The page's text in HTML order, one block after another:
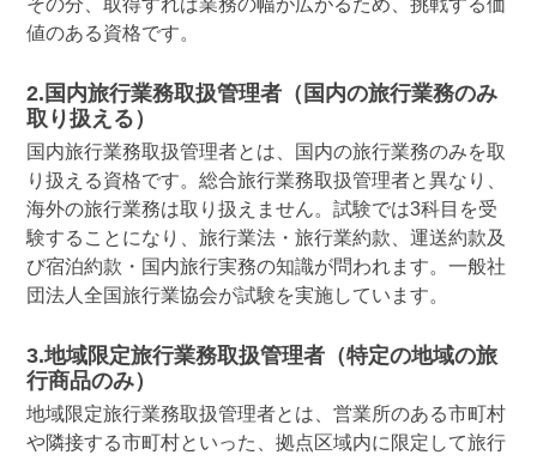
その分、取得すれば業務の幅が広がるため、挑戦する価
値のある資格です。
2.国内旅行業務取扱管理者（国内の旅行業務のみ
取り扱える）
国内旅行業務取扱管理者とは、国内の旅行業務のみを取
り扱える資格です。総合旅行業務取扱管理者と異なり、
海外の旅行業務は取り扱えません。試験では3科目を受
験することになり、旅行業法・旅行業約款、運送約款及
び宿泊約款・国内旅行実務の知識が問われます。一般社
団法人全国旅行業協会が試験を実施しています。
3.地域限定旅行業務取扱管理者（特定の地域の旅
行商品のみ）
地域限定旅行業務取扱管理者とは、営業所のある市町村
や隣接する市町村といった、拠点区域内に限定して旅行